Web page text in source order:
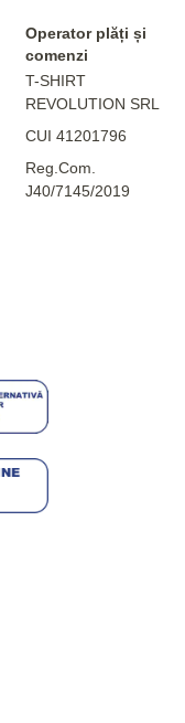
Operator plăți și
comenzi
T-SHIRT
REVOLUTION SRL
CUI 41201796
Reg.Com.
J40/7145/2019